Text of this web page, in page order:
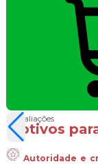
2 Avaliações
Motivos
Autoridade e